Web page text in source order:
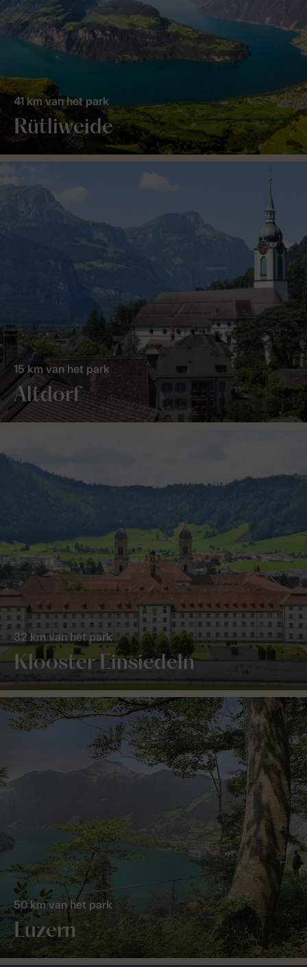
Rütliweide
41 km van het park
Altdorf
15 km van het park
Klooster Einsiedeln
32 km van het park
Luzern
50 km van het park